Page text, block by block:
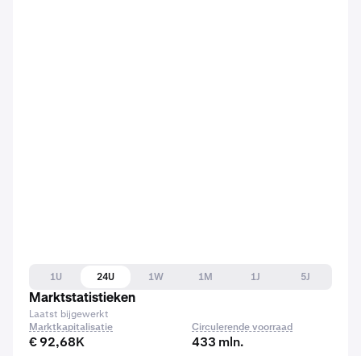
1U 24U 1W 1M 1J
5J
Marktstatistieken
Laatst bijgewerkt
Marktkapitalisatie
€ 92,68K
Circulerende voorraad
433 mln.